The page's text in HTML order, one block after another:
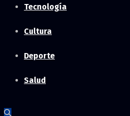
Tecnología
Cultura
Deporte
Salud